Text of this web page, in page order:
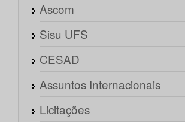
Ascom
Sisu UFS
CESAD
Assuntos Internacionais
Licitações